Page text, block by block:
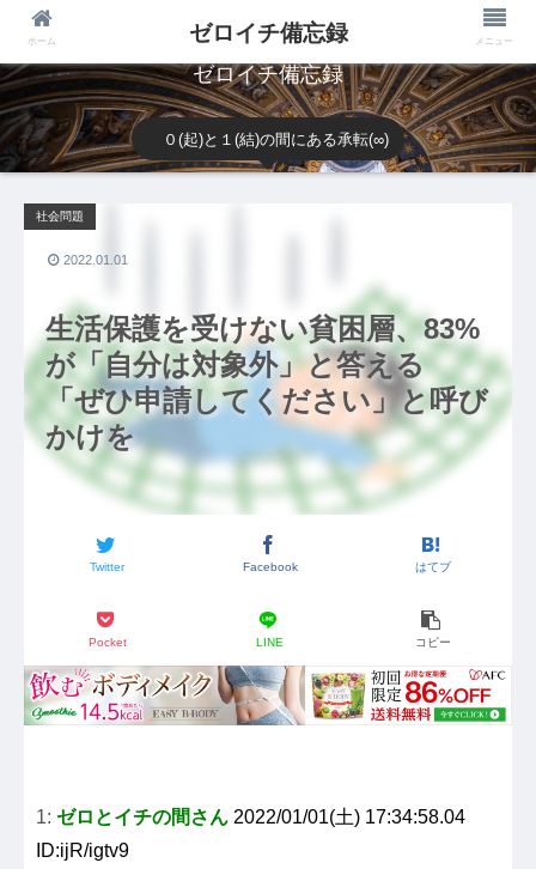
ゼロイチ備忘録
０(起)と１(結)の間にある承転(∞)
生活保護を受けない貧困層、83%
が「自分は対象外」と答える
「ぜひ申請してください」と呼び
かけを
社会問題
Twitter Facebook はてブ
Pocket LINE コピー
2022.01.01
1: ゼロとイチの間さん 2022/01/01(土) 17:34:58.04
ID:ijR/igtv9
ホーム ゼロイチ備忘録 メニュー